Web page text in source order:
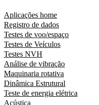
Aplicações home
Registro de dados
Testes de voo/espaço
Testes de Veículos
Testes NVH
Análise de vibração
Maquinaria rotativa
Dinâmica Estrutural
Teste de energia elétrica
Acústica